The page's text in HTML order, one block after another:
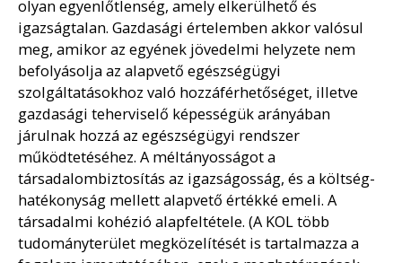
olyan egyenlőtlenség, amely elkerülhető és
igazságtalan. Gazdasági értelemben akkor valósul
meg, amikor az egyének jövedelmi helyzete nem
befolyásolja az alapvető egészségügyi
szolgáltatásokhoz való hozzáférhetőséget, illetve
gazdasági teherviselő képességük arányában
járulnak hozzá az egészségügyi rendszer
működtetéséhez. A méltányosságot a
társadalombiztosítás az igazságosság, és a költség-
hatékonyság mellett alapvető értékké emeli. A
társadalmi kohézió alapfeltétele. (A KOL több
tudományterület megközelítését is tartalmazza a